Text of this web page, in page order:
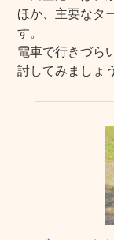
ほか、主要なタ
す。
電車で行きづら
討してみましょう